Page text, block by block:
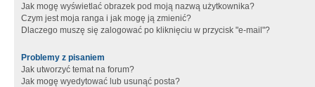
Jak mogę wyświetlać obrazek pod moją nazwą użytkownika?
Czym jest moja ranga i jak mogę ją zmienić?
Dlaczego muszę się zalogować po kliknięciu w przycisk "e-mail"?
Problemy z pisaniem
Jak utworzyć temat na forum?
Jak mogę wyedytować lub usunąć posta?